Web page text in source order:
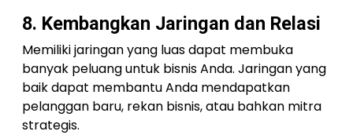
8. Kembangkan Jaringan dan Relasi
Memiliki jaringan yang luas dapat membuka
banyak peluang untuk bisnis Anda. Jaringan yang
baik dapat membantu Anda mendapatkan
pelanggan baru, rekan bisnis, atau bahkan mitra
strategis.